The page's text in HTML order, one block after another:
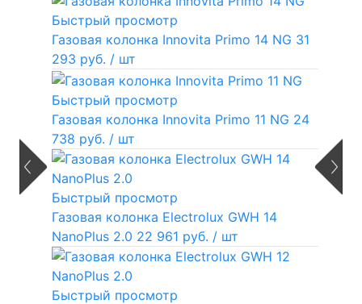
Быстрый просмотр
Газовая колонка Innovita Primo 14 NG 31
293 руб. / шт
Быстрый просмотр
Газовая колонка Innovita Primo 11 NG 24
738 руб. / шт
Быстрый просмотр
Газовая колонка Electrolux GWH 14
NanoPlus 2.0 22 961 руб. / шт
Быстрый просмотр